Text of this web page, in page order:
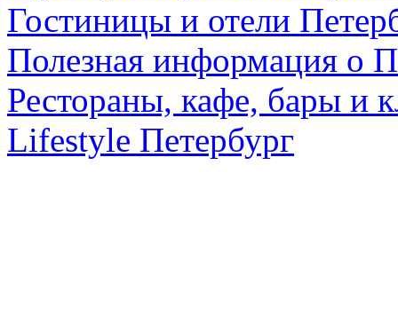
Гостиницы и отели
Полезная информация о
Рестораны, кафе, бары и
Lifestyle Петербург